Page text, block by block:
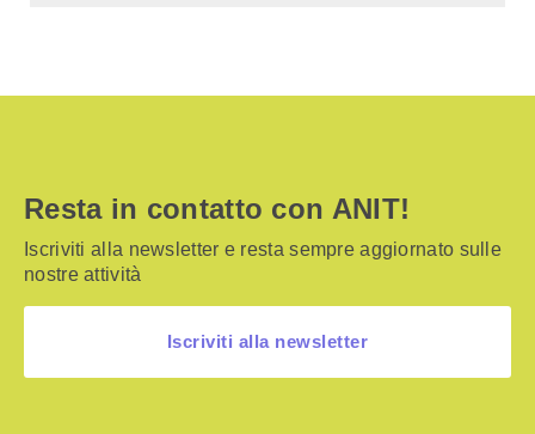
Resta in contatto con ANIT!
Iscriviti alla newsletter e resta sempre aggiornato sulle
nostre attività
Iscriviti alla newsletter